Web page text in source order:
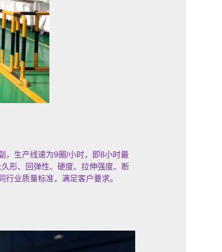
，生产线速为9圈/小时，即8小时最
形、回弹性、硬度、拉伸强度、断
业质量标准，满足客户要求。